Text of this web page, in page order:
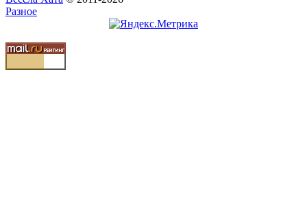
Разное